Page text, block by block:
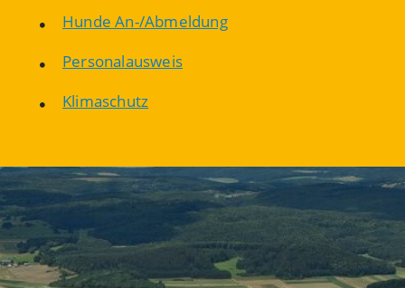
Hunde An-/Abmeldung
Personalausweis
Klimaschutz